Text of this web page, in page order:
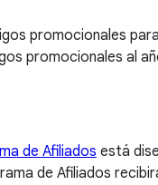
promocionales
promocionales al
de Afiliados está
de Afiliados